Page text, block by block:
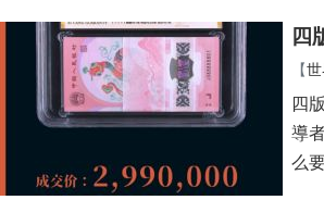
四
【
四
導者
么